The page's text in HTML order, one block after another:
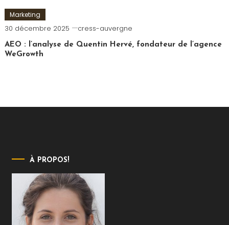
Marketing
30 décembre 2025 cress-auvergne
AEO : l’analyse de Quentin Hervé, fondateur de l’agence
WeGrowth
À PROPOS!